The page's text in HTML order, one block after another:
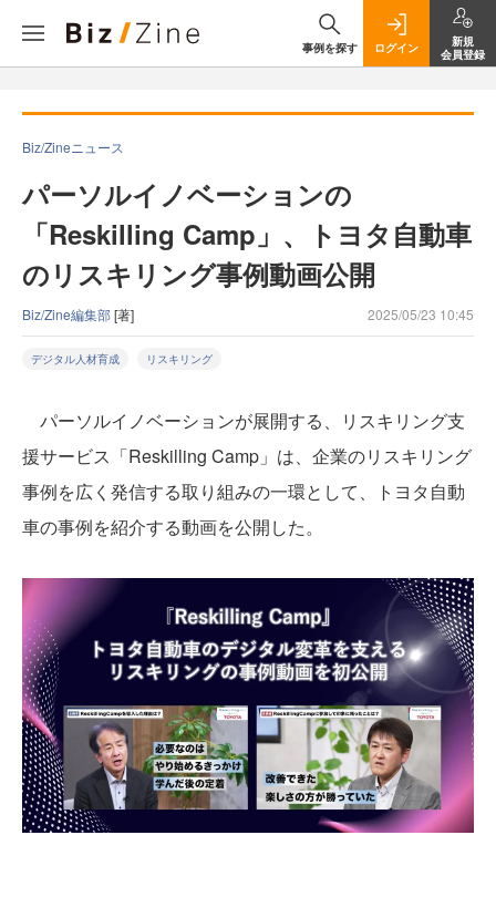
事例を探す ログイン
新規
会員登録
Biz/Zineニュース
パーソルイノベーションの
「Reskilling Camp」、トヨタ自動車
のリスキリング事例動画公開
Biz/Zine編集部[著] 2025/05/23 10:45
デジタル人材育成 リスキリング
パーソルイノベーションが展開する、リスキリング支
援サービス「Reskilling Camp」は、企業のリスキリング
事例を広く発信する取り組みの一環として、トヨタ自動
車の事例を紹介する動画を公開した。